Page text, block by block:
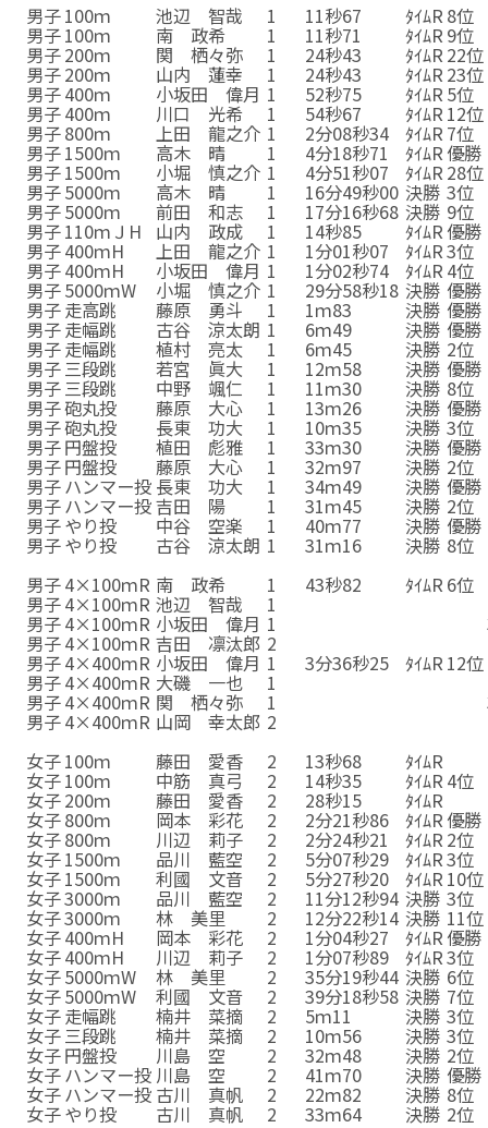
男子100ｍ 池辺 智哉 1 11秒67 ﾀｲﾑR 8位
男子100ｍ 南 政希 1 11秒71 ﾀｲﾑR 9位
男子200ｍ 関 栖々弥 1 24秒43 ﾀｲﾑR 22位
男子200ｍ 山内 蓮幸 1 24秒43 ﾀｲﾑR 23位
男子400ｍ 小坂田 偉月 1 52秒75 ﾀｲﾑR 5位
男子400ｍ 川口 光希 1 54秒67 ﾀｲﾑR 12位
男子800ｍ 上田 龍之介 1 2分08秒34 ﾀｲﾑR 7位
男子1500ｍ 高木 晴 1 4分18秒71 ﾀｲﾑR 優勝
男子1500ｍ 小堀 慎之介 1 4分51秒07 ﾀｲﾑR 28位
男子5000ｍ 高木 晴 1 16分49秒00 決勝 3位
男子5000ｍ 前田 和志 1 17分16秒68 決勝 9位
男子110ｍＪH 山内 政成 1 14秒85 ﾀｲﾑR 優勝
男子400ｍH 上田 龍之介 1 1分01秒07 ﾀｲﾑR3位
男子400ｍH 小坂田 偉月 1 1分02秒74 ﾀｲﾑR 4位
男子5000ｍW 小堀 慎之介 1 29分58秒18 決勝 優勝
男子走高跳 藤原 勇斗 1 1ｍ83 決勝 優勝
男子走幅跳 古谷 涼太朗 1 6ｍ49 決勝 優勝
男子走幅跳 植村 亮太 1 6ｍ45 決勝 2位
男子 三段跳 若宮 眞大 1 12ｍ58 決勝 優勝
男子 三段跳 中野 颯仁 1 11ｍ30 決勝 8位
男子砲丸投 藤原 大心 1 13ｍ26 決勝 優勝
男子砲丸投 長東 功大 1 10ｍ35 決勝 3位
男子円盤投 植田 彪雅 1 33ｍ30 決勝 優勝
男子円盤投 藤原 大心 1 32ｍ97 決勝 2位
男子ハンマー投 長東 功大 1 34ｍ49 決勝 優勝
男子ハンマー投吉田 陽 1 31ｍ45 決勝 2位
男子やり投 中谷 空楽 1 40ｍ77 決勝 優勝
男子やり投 古谷 涼太朗 1 31ｍ16 決勝 8位
男子4×100ｍR 南 政希 1 43秒82 ﾀｲﾑR 6位
男子4×100ｍR 池辺 智哉 1
男子4×100ｍR 小坂田 偉月 1
男子4×100ｍR 吉田 凛汰郎 2
男子4×400ｍR 小坂田 偉月 1 3分36秒25 ﾀｲﾑR 12位
男子4×400ｍR 大磯 一也 1
男子4×400ｍR 関 栖々弥 1
男子4×400ｍR 山岡 幸太郎 2
女子100ｍ 藤田 愛香 2 13秒68 ﾀｲﾑR
女子100ｍ 中筋 真弓 2 14秒35 ﾀｲﾑR 4位
女子200ｍ 藤田 愛香 2 28秒15 ﾀｲﾑR
女子800ｍ 岡本 彩花 2 2分21秒86 ﾀｲﾑR 優勝
女子800ｍ 川辺 莉子 2 2分24秒21 ﾀｲﾑR 2位
女子1500ｍ 品川 藍空 2 5分07秒29 ﾀｲﾑR3位
女子1500ｍ 利國 文音 2 5分27秒20 ﾀｲﾑR 10位
女子3000ｍ 品川 藍空 2 11分12秒94 決勝 3位
女子3000ｍ 林 美里 2 12分22秒14 決勝 11位
女子400ｍH 岡本 彩花 2 1分04秒27 ﾀｲﾑR 優勝
女子400ｍH 川辺 莉子 2 1分07秒89 ﾀｲﾑR3位
女子5000ｍW 林 美里 2 35分19秒44 決勝 6位
女子5000ｍW 利國 文音 2 39分18秒58 決勝 7位
女子走幅跳 楠井 菜摘 2 5ｍ11 決勝 3位
女子 三段跳 楠井 菜摘 2 10ｍ56 決勝 3位
女子円盤投 川島 空 2 32ｍ48 決勝 2位
女子ハンマー投 川島 空 2 41ｍ70 決勝 優勝
女子ハンマー投 古川 真帆 2 22ｍ82 決勝 8位
女子やり投 古川 真帆 2 33ｍ64 決勝 2位